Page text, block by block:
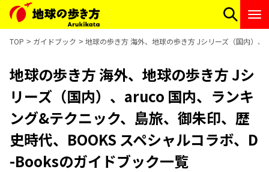
TOP ガイドブック 地球の歩き方 海外、地球の歩き方 Jシリーズ（国内）
地球の歩き方 海外、地球の歩き方 Jシ
リーズ（国内）、aruco 国内、ランキ
ング&テクニック、島旅、御朱印、歴
史時代、BOOKS スペシャルコラボ、D
-Booksのガイドブック一覧